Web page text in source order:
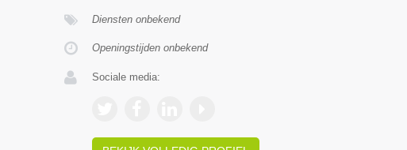
Diensten onbekend
Openingstijden onbekend
Sociale media: